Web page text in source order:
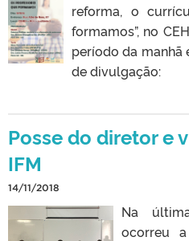
reforma, o
formamos”, no
período da manhã
de divulgação:
Posse do diretor e
IFM
14/11/2018
Na
ocorreu